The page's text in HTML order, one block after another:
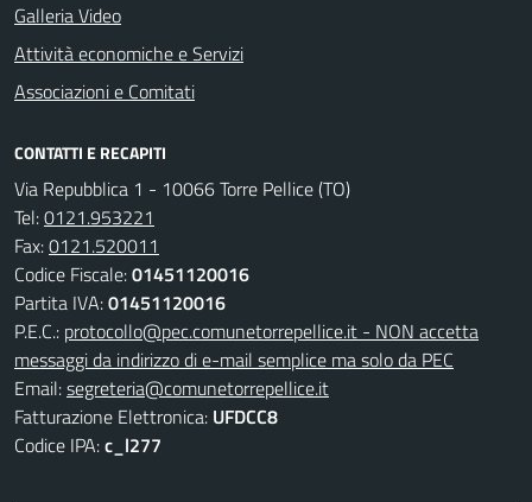
Galleria Video
Attività economiche e Servizi
Associazioni e Comitati
CONTATTI E RECAPITI
Via Repubblica 1 - 10066 Torre Pellice (TO)
Tel:0121.953221
Fax:0121.520011
Codice Fiscale:01451120016
Partita IVA:01451120016
P.E.C.: protocollo@pec.comunetorrepellice.it - NON accetta
messaggi da indirizzo di e-mail semplice ma solo da PEC
Email:segreteria@comunetorrepellice.it
Fatturazione Elettronica: UFDCC8
Codice IPA:c_l277